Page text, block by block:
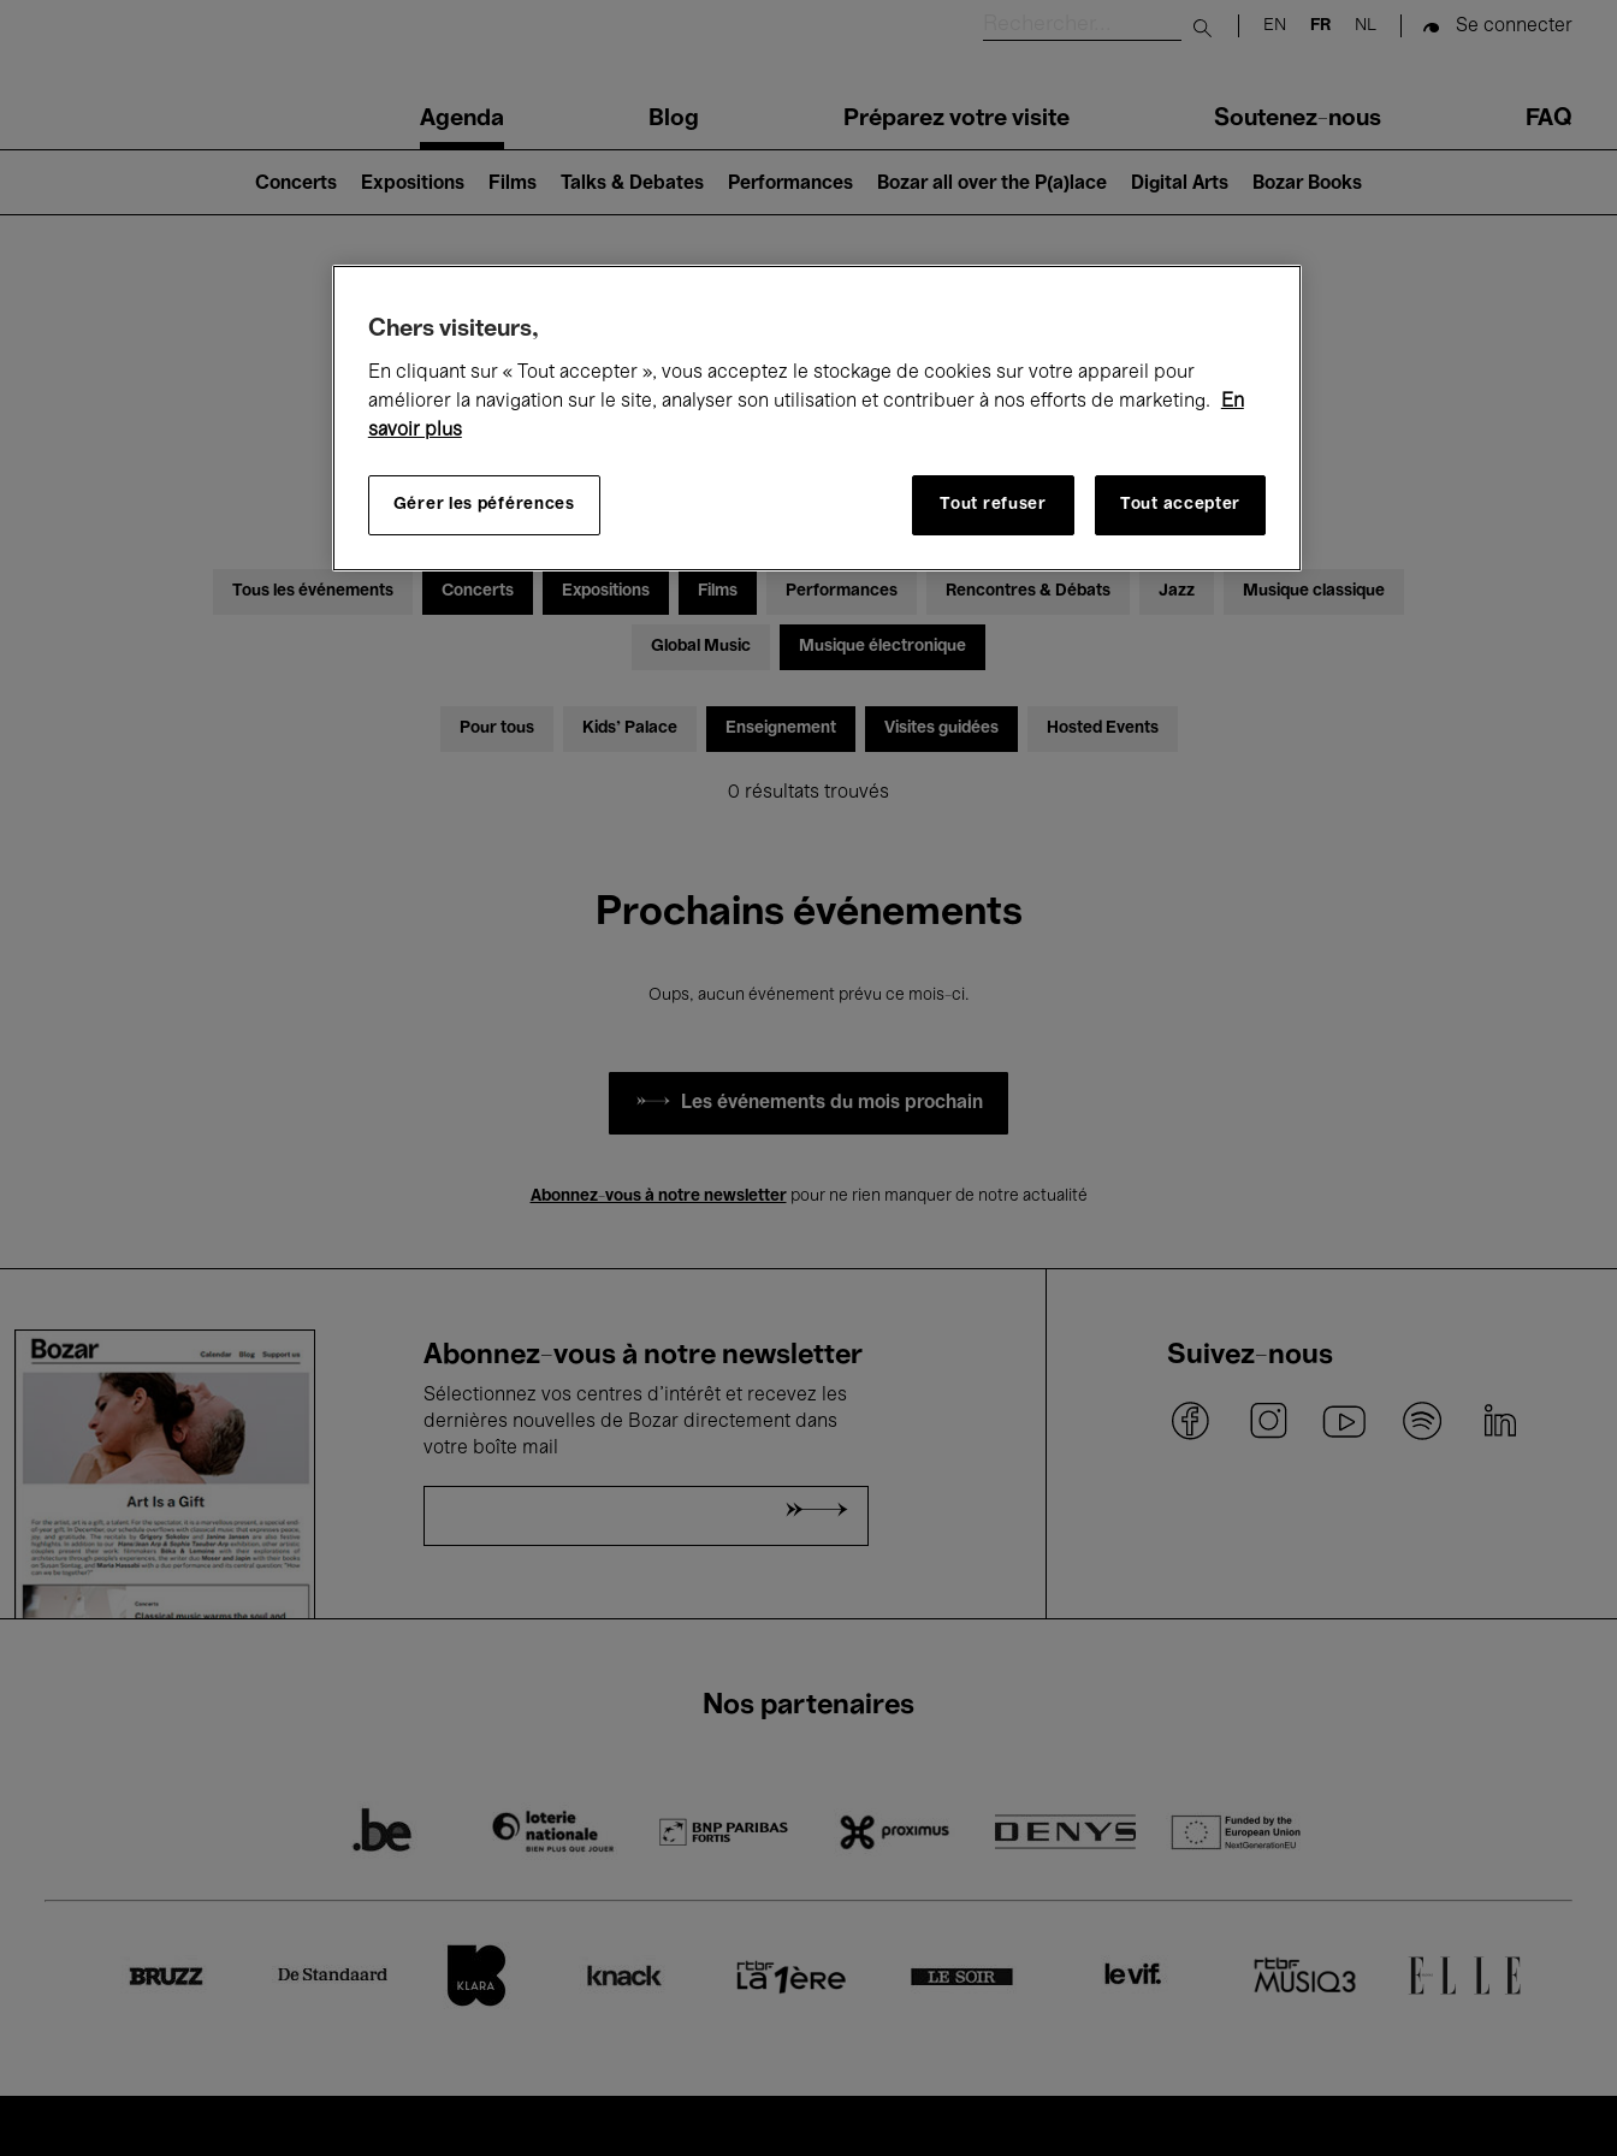
Submit search
EN FR NL Se connecter
navigationAgenda Blog Préparez votre visite Soutenez-nous FAQ
2)
Concerts Expositions Films Talks & Debates Performances Bozar all over the P(a)lace Digital Arts Bozar Books
Ce qui se passe à Bozar
Tous les événements Concerts Expositions Films Performances Rencontres & Débats Jazz Musique classique
Global Music Musique électronique
Pour tous Kids’ Palace Enseignement Visites guidées Hosted Events
0 résultats trouvés
Prochains événements
Oups, aucun événement prévu ce mois-ci.
Les événements du mois prochain
Abonnez-vous à notre newsletterpour ne rien manquer de notre actualité
Abonnez-vous à notre newsletter
Sélectionnez vos centres d'intérêt et recevez les
dernières nouvelles de Bozar directement dans
votre boîte mail
Suivez-nous
Nos partenaires
Chers visiteurs,
En cliquant sur « Tout accepter », vous acceptez le stockage de cookies sur votre appareil pour
améliorer la navigation sur le site, analyser son utilisation et contribuer à nos efforts de marketing.
En
savoir plus
Gérer les péférences Tout refuser Tout accepter